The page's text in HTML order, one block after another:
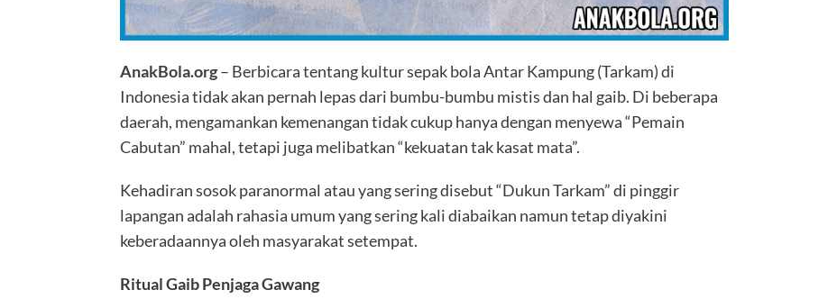
AnakBola.org– Berbicara tentang kultur sepak bola Antar Kampung (Tarkam) di
Indonesia tidak akan pernah lepas dari bumbu-bumbu mistis dan hal gaib. Di beberapa
daerah, mengamankan kemenangan tidak cukup hanya dengan menyewa “Pemain
Cabutan” mahal, tetapi juga melibatkan “kekuatan tak kasat mata”.
Kehadiran sosok paranormal atau yang sering disebut “Dukun Tarkam” di pinggir
lapangan adalah rahasia umum yang sering kali diabaikan namun tetap diyakini
keberadaannya oleh masyarakat setempat.
Ritual Gaib Penjaga Gawang